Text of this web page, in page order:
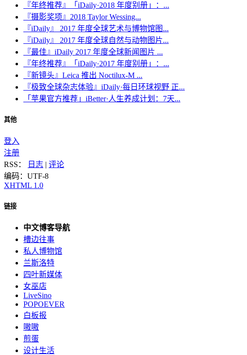
『年终推荐』「iDaily·2018 年度别册」：...
『摄影奖项』2018 Taylor Wessing...
『iDaily』 2017 年度全球艺术与博物馆图...
『iDaily』 2017 年度全球自然与动物图片...
『最佳』iDaily 2017 年度全球新闻图片 ...
『年终推荐』「iDaily·2017 年度别册」：...
『新镜头』Leica 推出 Noctilux-M ...
『极致全球杂志体验』iDaily·每日环球视野 正...
「苹果官方推荐」iBetter·人生养成计划：7天...
其他
登入
注册
RSS：
日志 | 评论
编码：UTF-8
XHTML 1.0
链接
中文博客导航
槽边往事
私人博物馆
兰斯洛特
四叶新媒体
女巫店
LiveSino
POPOEVER
白板报
嗷嗷
煎蛋
设计生活